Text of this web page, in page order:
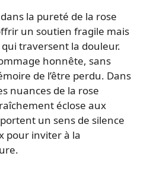
la pureté de la rose
un soutien fragile mais
traversent la douleur.
honnête, sans
de l’être perdu. Dans
nuances de la rose
éclose aux
un sens de silence
pour inviter à la